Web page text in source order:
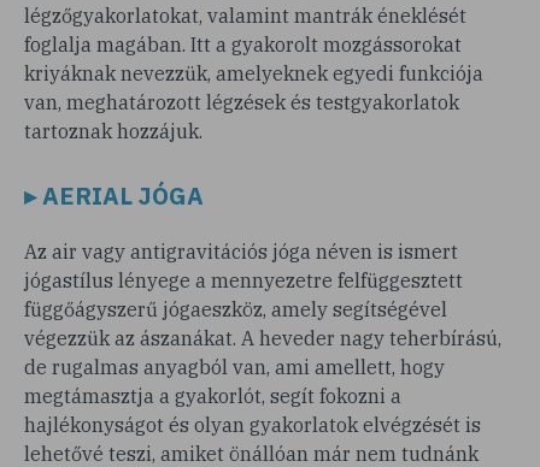
légzőgyakorlatokat, valamint mantrák éneklését
foglalja magában. Itt a gyakorolt mozgássorokat
kriyáknak nevezzük, amelyeknek egyedi funkciója
van, meghatározott légzések és testgyakorlatok
tartoznak hozzájuk.
▸ AERIAL JÓGA
Az air vagy antigravitációs jóga néven is ismert
jógastílus lényege a mennyezetre felfüggesztett
függőágyszerű jógaeszköz, amely segítségével
végezzük az ászanákat. A heveder nagy teherbírású,
de rugalmas anyagból van, ami amellett, hogy
megtámasztja a gyakorlót, segít fokozni a
hajlékonyságot és olyan gyakorlatok elvégzését is
lehetővé teszi, amiket önállóan már nem tudnánk